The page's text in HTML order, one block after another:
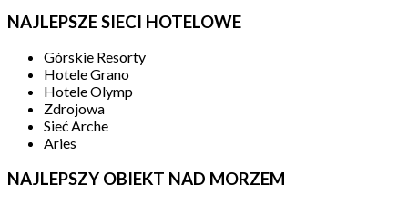
NAJLEPSZE SIECI HOTELOWE
Górskie Resorty
Hotele Grano
Hotele Olymp
Zdrojowa
Sieć Arche
Aries
NAJLEPSZY OBIEKT NAD MORZEM